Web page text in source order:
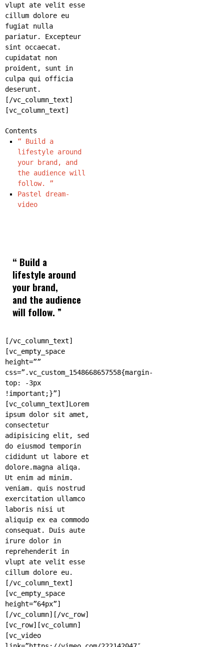
vlupt ate velit esse
cillum dolore eu
fugiat nulla
pariatur. Excepteur
sint occaecat.
cupidatat non
proident, sunt in
culpa qui officia
deserunt.
[/vc_column_text]
[vc_column_text]
Contents
“ Build a
lifestyle around
your brand, and
the audience will
follow. ”
Pastel dream-
video
“ Build a
lifestyle around
your brand,
and the audience
will follow. ”
[/vc_column_text]
[vc_empty_space
height=””
css=”.vc_custom_1548668657558{margin-
top: -3px
!important;}”]
[vc_column_text]Lorem
ipsum dolor sit amet,
consectetur
adipisicing elit, sed
do eiusmod temporin
cididunt ut labore et
dolore.magna aliqa.
Ut enim ad minim.
veniam. quis nostrud
exercitation ullamco
laboris nisi ut
aliquip ex ea commodo
consequat. Duis aute
irure dolor in
reprehenderit in
vlupt ate velit esse
cillum dolore eu.
[/vc_column_text]
[vc_empty_space
height=”64px”]
[/vc_column][/vc_row]
[vc_row][vc_column]
[vc_video